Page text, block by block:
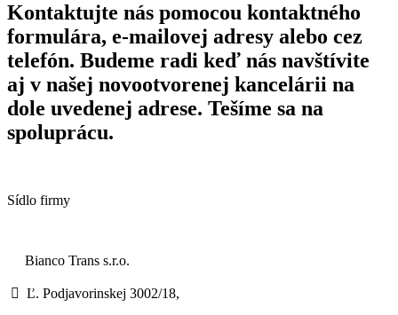
Kontaktujte nás pomocou kontaktného
formulára, e-mailovej adresy alebo cez
telefón. Budeme radi keď nás navštívite
aj v našej novootvorenej kancelárii na
dole uvedenej adrese. Tešíme sa na
spoluprácu.
Sídlo firmy
Bianco Trans s.r.o.
 Ľ. Podjavorinskej 3002/18,